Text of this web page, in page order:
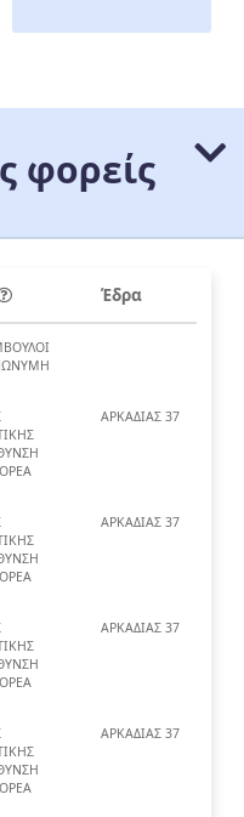
φορείς
Έδρα
ΑΡΚΑΔΙΑΣ 37
ΑΡΚΑΔΙΑΣ 37
ΑΡΚΑΔΙΑΣ 37
ΑΡΚΑΔΙΑΣ 37